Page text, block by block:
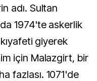
adı. Sultan
1974'te askerlik
giyerek
için Malazgirt, bir
fazlası. 1071'de